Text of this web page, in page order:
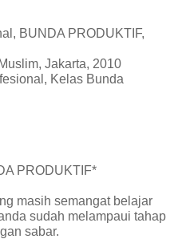
BUNDA PRODUKTIF,
Jakarta, 2010
Kelas Bunda
PRODUKTIF*
masih semangat belajar
sudah melampaui tahap
sabar.